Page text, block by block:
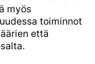
myös
toiminnot
että